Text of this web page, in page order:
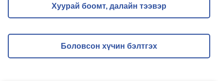
Хуурай боомт, далайн тээвэр
Боловсон хүчин бэлтгэх